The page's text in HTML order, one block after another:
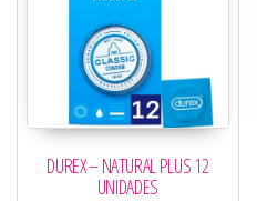
DUREX – NATURAL PLUS 12
UNIDADES